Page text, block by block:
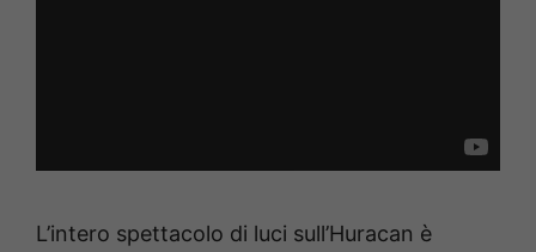
L’intero spettacolo di luci sull’Huracan è